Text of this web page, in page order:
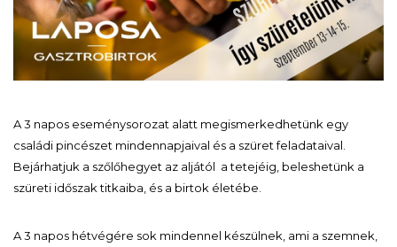
A 3 napos eseménysorozat alatt megismerkedhetünk egy
családi pincészet mindennapjaival és a szüret feladataival.
Bejárhatjuk a szőlőhegyet az aljától a tetejéig, beleshetünk a
szüreti időszak titkaiba, és a birtok életébe.
A 3 napos hétvégére sok mindennel készülnek, ami a szemnek,